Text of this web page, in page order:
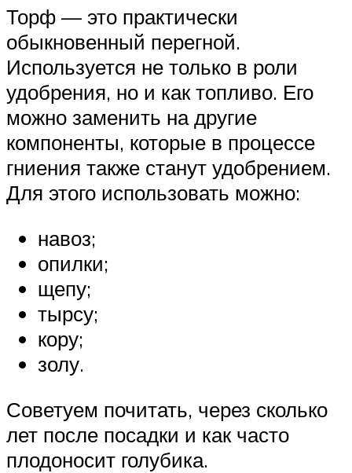
Торф — это практически
обыкновенный перегной.
Используется не только в роли
удобрения, но и как топливо. Его
можно заменить на другие
компоненты, которые в процессе
гниения также станут удобрением.
Для этого использовать можно:
навоз;
опилки;
щепу;
тырсу;
кору;
золу.
Советуем почитать, через сколько
лет после посадки и как часто
плодоносит голубика.